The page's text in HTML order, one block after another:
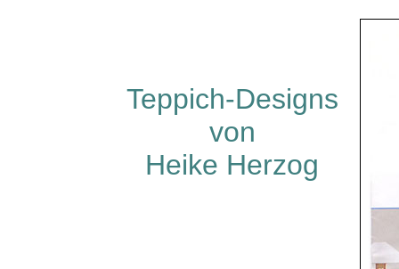
Teppich-Designs
von
Heike Herzog